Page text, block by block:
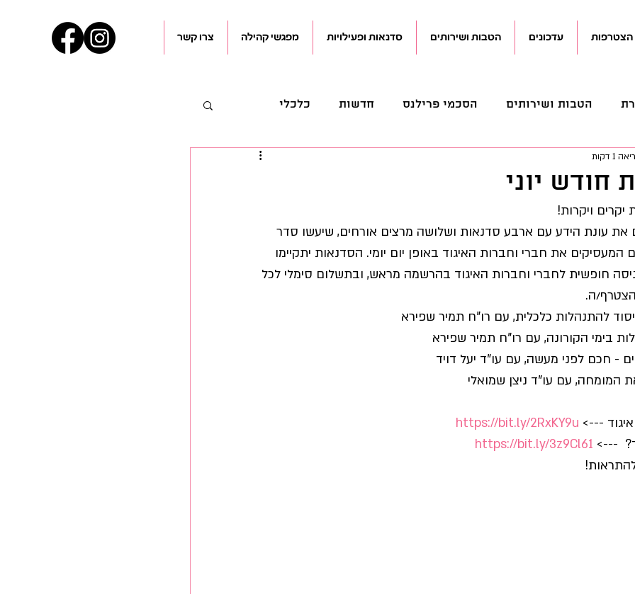
הצטרפות עדכונים הטבות ושירותים סדנאות ופעילויות מפגשי קהילה צרו קשר
הטבות ושירותים הסכמי פרילנס חדשות כלכלי
קידום חקיקה
חודש יוני
1 דקות
ויקרות!
את עונת הידע עם ארבע סדנאות ושלושה מרצים אורחים, שיעשו סדר
המעסיקים את חברי וחברות האיגוד באופן יום יומי. הסדנאות יתקיימו
חופשית לחברי וחברות האיגוד בהרשמה מראש, ובתשלום סימלי לכל
הצטרף/ה.
--->
https://bit.ly/2RxKY9u
--->
https://bit.ly/3z9Cl61